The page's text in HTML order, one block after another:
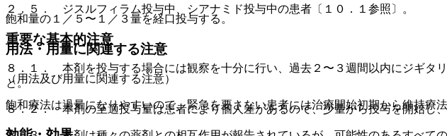
２．５． ジスルフィラム投与中、シアナミド投与中の患者〔１０．１参照〕。
重要な基本的注意
８．１． 本剤を投与する場合には観察を十分に行い、過去２〜３週間以内にジギタ
と。
８．２． 本剤の至適投与量は患者により個人差があるので、少量から投与を開始し
飽和量の１／５〜１／３量を経口投与する。
用法・用量に関連する注意
（用法及び用量に関連する注意）
飽和療法は過量になりやすいので、緊急を要さない患者には治療開始初期から維持療